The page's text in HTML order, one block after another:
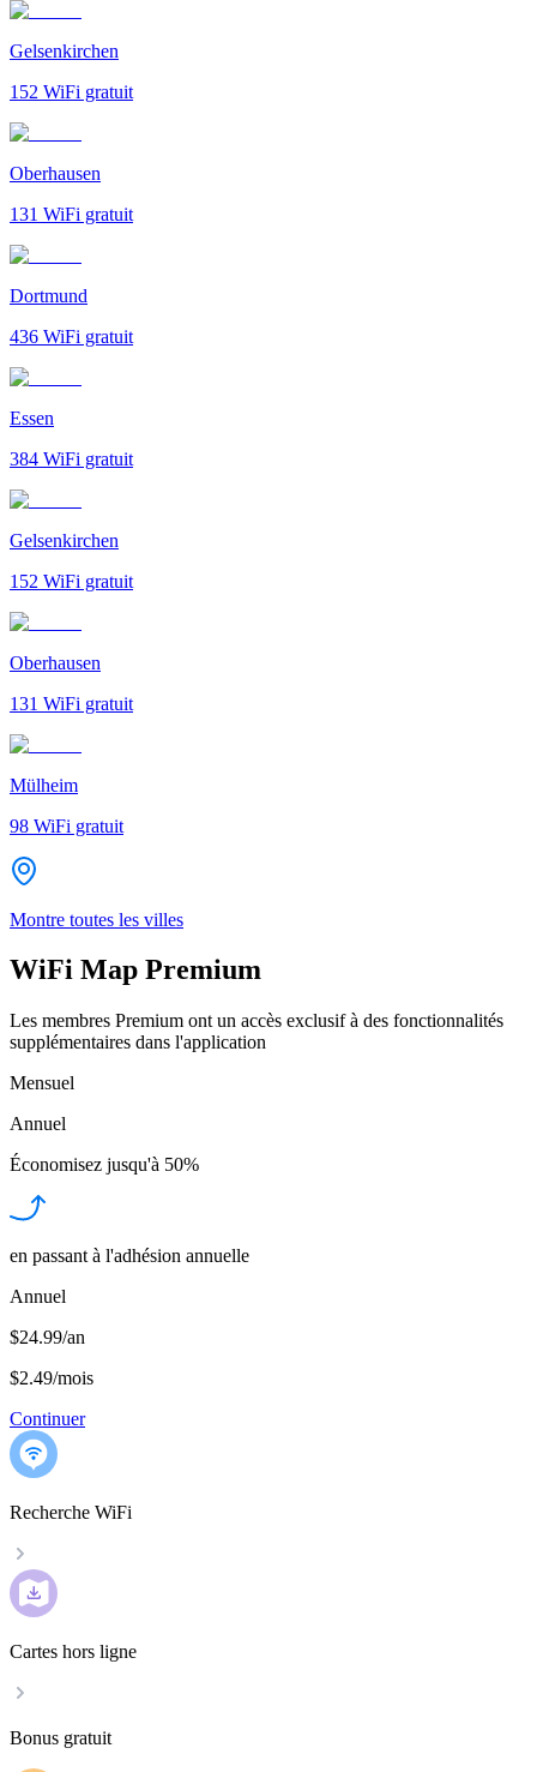
Gelsenkirchen
152 WiFi gratuit
Oberhausen
131 WiFi gratuit
Dortmund
436 WiFi gratuit
Essen
384 WiFi gratuit
Gelsenkirchen
152 WiFi gratuit
Oberhausen
131 WiFi gratuit
Mülheim
98 WiFi gratuit
Montre toutes les villes
WiFi Map Premium
Les membres Premium ont un accès exclusif à des fonctionnalités
supplémentaires dans l'application
Mensuel
Annuel
Économisez jusqu'à 50%
en passant à l'adhésion annuelle
Annuel
$24.99/an
$2.49/mois
Continuer
Recherche WiFi
Cartes hors ligne
Bonus gratuit